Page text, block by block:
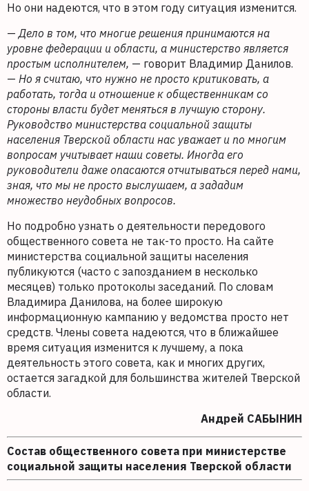
Но они надеются, что в этом году ситуация изменится.
—Дело в том, что многие решения принимаются на
уровне федерации и области, а министерство является
простым исполнителем, — говорит Владимир Данилов.
— Но я считаю, что нужно не просто критиковать, а
работать, тогда и отношение к общественникам со
стороны власти будет меняться в лучшую сторону.
Руководство министерства социальной защиты
населения Тверской области нас уважает и по многим
вопросам учитывает наши советы. Иногда его
руководители даже опасаются отчитываться перед нами,
зная, что мы не просто выслушаем, а зададим
множество неудобных вопросов.
Но подробно узнать о деятельности передового
общественного совета не так-то просто. На сайте
министерства социальной защиты населения
публикуются (часто с запозданием в несколько
месяцев) только протоколы заседаний. По словам
Владимира Данилова, на более широкую
информационную кампанию у ведомства просто нет
средств. Члены совета надеются, что в ближайшее
время ситуация изменится к лучшему, а пока
деятельность этого совета, как и многих других,
остается загадкой для большинства жителей Тверской
области.
Андрей САБЫНИН
Состав общественного совета при министерстве
социальной защиты населения Тверской области